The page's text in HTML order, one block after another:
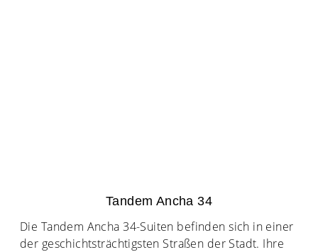
Tandem Ancha 34
Die Tandem Ancha 34-Suiten befinden sich in einer
der geschichtsträchtigsten Straßen der Stadt. Ihre